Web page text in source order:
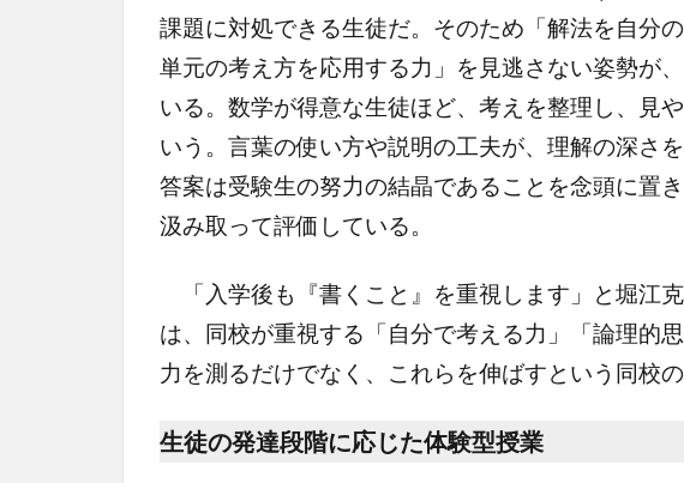
課題に対処できる生徒だ。そのため「解法を自分
単元の考え方を応用する力」を見逃さない姿勢が
いる。数学が得意な生徒ほど、考えを整理し、見
いう。言葉の使い方や説明の工夫が、理解の深さ
答案は受験生の努力の結晶であることを念頭に置
汲み取って評価している。
「入学後も『書くこと』を重視します」と堀江
は、同校が重視する「自分で考える力」「論理的
力を測るだけでなく、これらを伸ばすという同校
生徒の発達段階に応じた体験型授業